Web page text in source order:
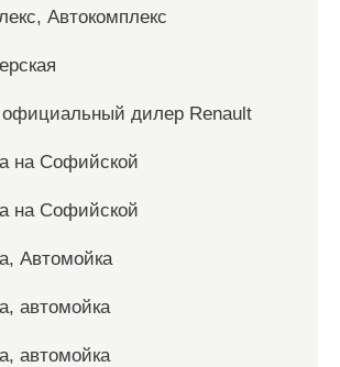
Автокомплекс
дилер Renault
на Софийской
на Софийской
Автомойка
автомойка
автомойка